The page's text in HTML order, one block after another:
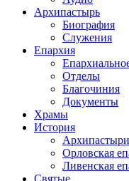
Архипастырь
Биография
Служения
Епархия
Отделы
Благочиния
Документы
Храмы
История
Орловская
Ливенская